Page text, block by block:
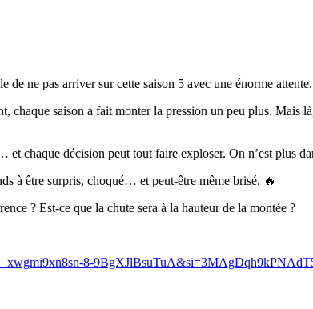
ne pas arriver sur cette saison 5 avec une énorme
saison a fait monter la pression un peu plus. Mais
chaque décision peut tout faire exploser. On n’est plus
à être surpris, choqué… et peut-être même brisé. 🔥
? Est-ce que la chute sera à la hauteur de la montée ?
8-